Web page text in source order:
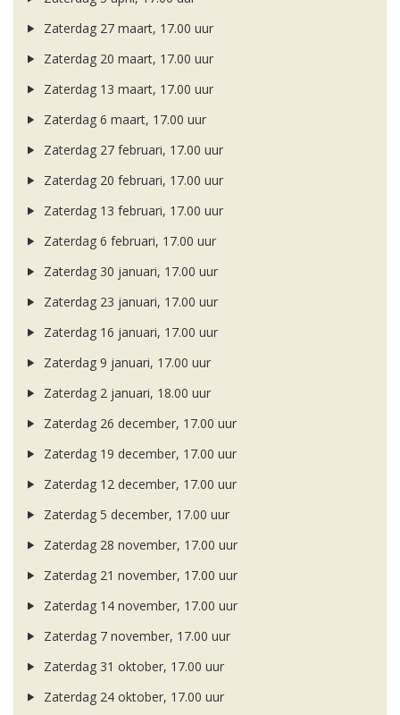
Zaterdag 27 maart, 17.00 uur
Zaterdag 20 maart, 17.00 uur
Zaterdag 13 maart, 17.00 uur
Zaterdag 6 maart, 17.00 uur
Zaterdag 27 februari, 17.00 uur
Zaterdag 20 februari, 17.00 uur
Zaterdag 13 februari, 17.00 uur
Zaterdag 6 februari, 17.00 uur
Zaterdag 30 januari, 17.00 uur
Zaterdag 23 januari, 17.00 uur
Zaterdag 16 januari, 17.00 uur
Zaterdag 9 januari, 17.00 uur
Zaterdag 2 januari, 18.00 uur
Zaterdag 26 december, 17.00 uur
Zaterdag 19 december, 17.00 uur
Zaterdag 12 december, 17.00 uur
Zaterdag 5 december, 17.00 uur
Zaterdag 28 november, 17.00 uur
Zaterdag 21 november, 17.00 uur
Zaterdag 14 november, 17.00 uur
Zaterdag 7 november, 17.00 uur
Zaterdag 31 oktober, 17.00 uur
Zaterdag 24 oktober, 17.00 uur